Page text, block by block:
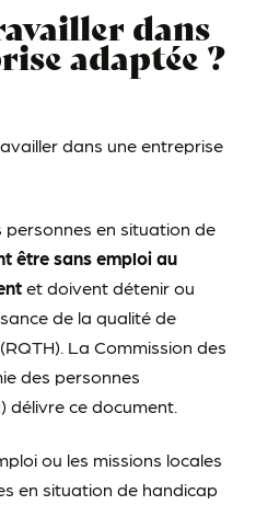
dans
adaptée ?
dans une entreprise
personnes en situation de
être sans emploi au
et doivent détenir ou
de la qualité de
La Commission des
des personnes
délivre ce document.
ou les missions locales
en situation de handicap